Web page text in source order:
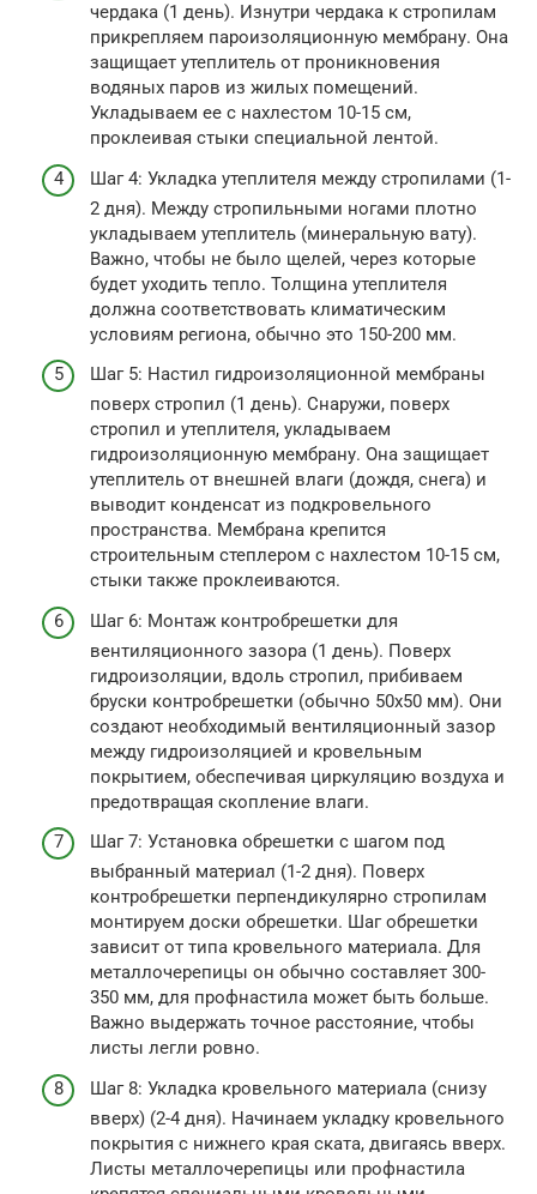
чердака (1 день). Изнутри чердака к стропилам
прикрепляем пароизоляционную мембрану. Она
защищает утеплитель от проникновения
водяных паров из жилых помещений.
Укладываем ее с нахлестом 10-15 см,
проклеивая стыки специальной лентой.
Шаг 4: Укладка утеплителя между стропилами (1-
2 дня). Между стропильными ногами плотно
укладываем утеплитель (минеральную вату).
Важно, чтобы не было щелей, через которые
будет уходить тепло. Толщина утеплителя
должна соответствовать климатическим
условиям региона, обычно это 150-200 мм.
Шаг 5: Настил гидроизоляционной мембраны
поверх стропил (1 день). Снаружи, поверх
стропил и утеплителя, укладываем
гидроизоляционную мембрану. Она защищает
утеплитель от внешней влаги (дождя, снега) и
выводит конденсат из подкровельного
пространства. Мембрана крепится
строительным степлером с нахлестом 10-15 см,
стыки также проклеиваются.
Шаг 6: Монтаж контробрешетки для
вентиляционного зазора (1 день). Поверх
гидроизоляции, вдоль стропил, прибиваем
бруски контробрешетки (обычно 50х50 мм). Они
создают необходимый вентиляционный зазор
между гидроизоляцией и кровельным
покрытием, обеспечивая циркуляцию воздуха и
предотвращая скопление влаги.
Шаг 7: Установка обрешетки с шагом под
выбранный материал (1-2 дня). Поверх
контробрешетки перпендикулярно стропилам
монтируем доски обрешетки. Шаг обрешетки
зависит от типа кровельного материала. Для
металлочерепицы он обычно составляет 300-
350 мм, для профнастила может быть больше.
Важно выдержать точное расстояние, чтобы
листы легли ровно.
Шаг 8: Укладка кровельного материала (снизу
вверх) (2-4 дня). Начинаем укладку кровельного
покрытия с нижнего края ската, двигаясь вверх.
Листы металлочерепицы или профнастила